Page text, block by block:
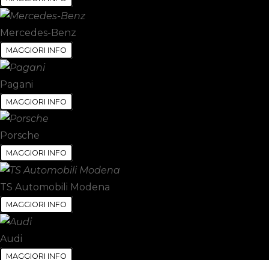
Mercedes-Benz
MAGGIORI INFO
Pagani
MAGGIORI INFO
Porsche
MAGGIORI INFO
TS Automobili Modena
MAGGIORI INFO
Audi
MAGGIORI INFO